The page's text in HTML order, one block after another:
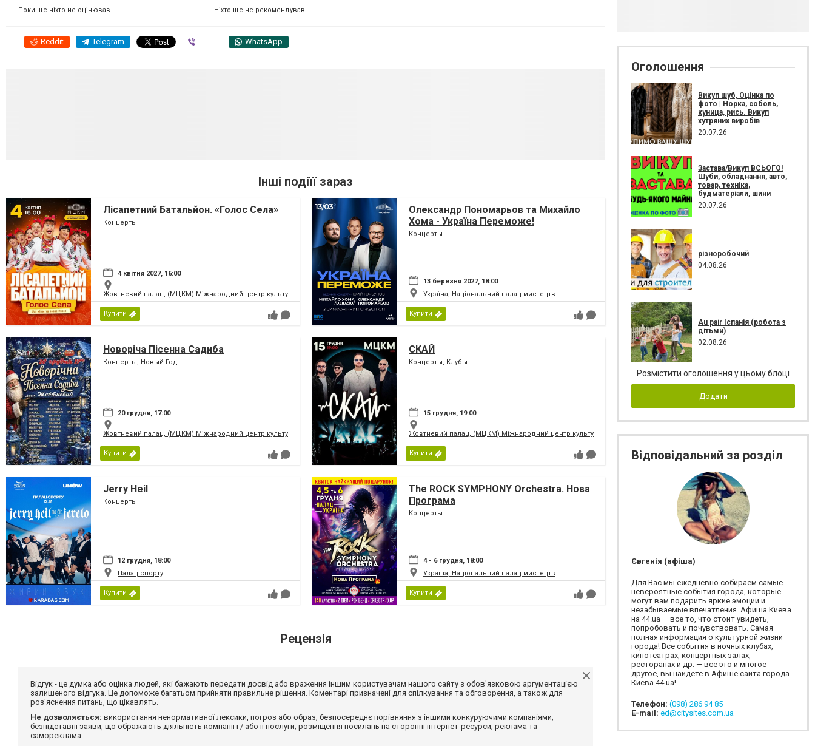
Поки ще ніхто не оцінював Ніхто ще не рекомендував
Reddit Telegram WhatsApp
Інші подіїї зараз
Лісапетний Батальйон. «Голос Села»
Концерты
4 квітня 2027, 16:00
Жовтневий палац, (МЦКМ) Міжнародний центр культури і мистецтв Федерації профспілок України
Купити
Олександр Пономарьов та Михайло
Хома - Україна Переможе!
Концерты
13 березня 2027, 18:00
Україна, Національний палац мистецтв
Купити
Новоріча Пісенна Садиба
Концерты, Новый Год
20 грудня, 17:00
Жовтневий палац, (МЦКМ) Міжнародний центр культури і мистецтв Федерації профспілок України
Купити
СКАЙ
Концерты, Клубы
15 грудня, 19:00
Жовтневий палац, (МЦКМ) Міжнародний центр культури і мистецтв Федерації профспілок України
Купити
Jerry Heil
Концерты
12 грудня, 18:00
Палац спорту
Купити
The ROCK SYMPHONY Orchestra. Нова
Програма
Концерты
4 - 6 грудня, 18:00
Україна, Національний палац мистецтв
Купити
Рецензія
Відгук - це думка або оцінка людей, які бажають передати досвід або враження іншим користувачам нашого сайту з обов'язковою аргументацією
залишеного відгука. Це допоможе багатьом прийняти правильне рішення. Коментарі призначені для спілкування та обговорення, а також для
роз'яснення питань, що цікавлять.
Не дозволяється: використання ненормативної лексики, погроз або образ; безпосереднє порівняння з іншими конкуруючими компаніями;
безпідставні заяви, що ображають діяльність компанії і / або її послуги; розміщення посилань на сторонні інтернет-ресурси; реклама та
самореклама.
Оголошення
Викуп шуб, Оцінка по
фото | Норка, соболь,
куница, рись. Викуп
хутряних виробів
20.07.26
Застава/Викуп ВСЬОГО!
Шуби, обладнання, авто,
товар, техніка,
будматеріали, шини
20.07.26
різноробочий
04.08.26
Au pair Іспанія (робота з
дітьми)
02.08.26
Розмістити оголошення у цьому блоці
Додати
Відповідальний за розділ
Євгенія (афіша)
Для Вас мы ежедневно собираем самые
невероятные события города, которые
могут вам подарить яркие эмоции и
незабываемые впечатления. Афиша Киева
на 44.ua — все то, что стоит увидеть,
попробовать и почувствовать. Самая
полная информация о культурной жизни
города! Все события в ночных клубах,
кинотеатрах, концертных залах,
ресторанах и др. — все это и многое
другое, вы найдете в Афише сайта города
Киева 44.ua!
Телефон: (098) 286 94 85
E-mail: ed@citysites.com.ua